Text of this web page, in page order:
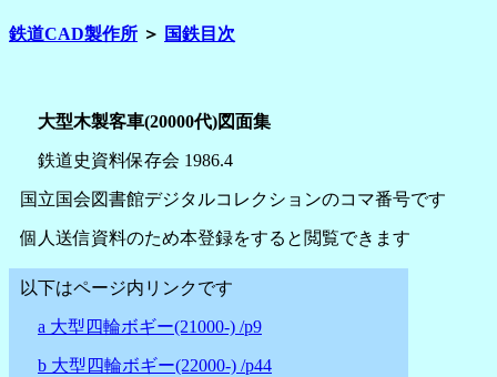
鉄道CAD製作所 ＞ 国鉄目次
大型木製客車(20000代)図面集
鉄道史資料保存会 1986.4
国立国会図書館デジタルコレクションのコマ番号です
個人送信資料のため本登録をすると閲覧できます
以下はページ内リンクです
a 大型四輪ボギー(21000-) /p9
b 大型四輪ボギー(22000-) /p44